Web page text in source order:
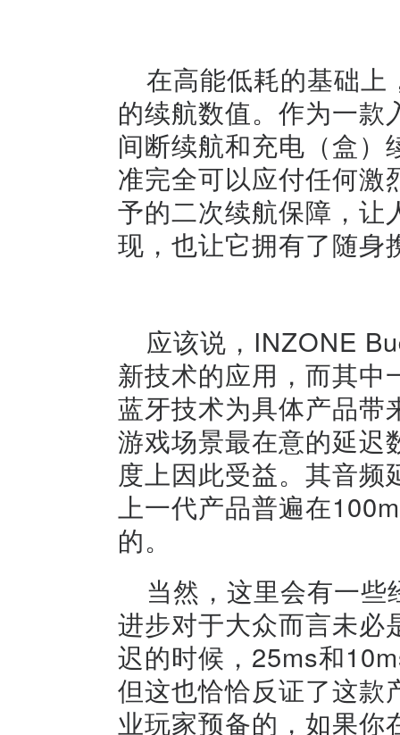
在高能低耗的基础
的续航数值。作为一
间断续航和充电（盒
准完全可以应付任何激
予的二次续航保障，让
现，也让它拥有了随身
应该说，INZONE
新技术的应用，而其
蓝牙技术为具体产品带
游戏场景最在意的延
度上因此受益。其音
上一代产品普遍在
的。
当然，这里会有一
进步对于大众而言未必
迟的时候，25ms和
但这也恰恰反证了这款
业玩家预备的，如果